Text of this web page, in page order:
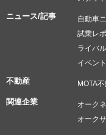
ニュース/記事 自動車
試乗レ
ライバ
イベン
不動産 MOTA
関連企業 オーク
オーク